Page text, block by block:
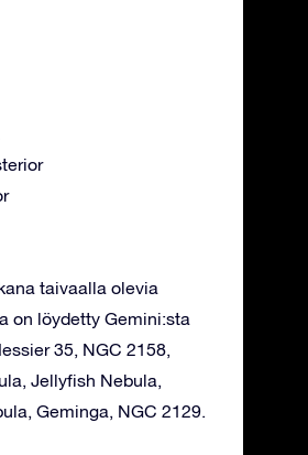
taivaalla olevia
on löydetty Gemini:sta
35, NGC 2158,
Jellyfish Nebula,
Geminga, NGC 2129.